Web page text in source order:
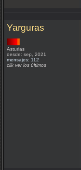
Yarguras
Asturias
desde: sep, 2021
mensajes: 112
clik ver los últimos